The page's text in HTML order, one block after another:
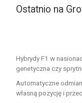
Ostatnio na
Hybrydy F1 w
genetyczna czy
Automatyczne
własną pozycję i